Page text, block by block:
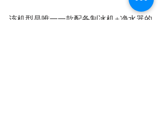
该机型是唯一一款配备制冰机+净水器的